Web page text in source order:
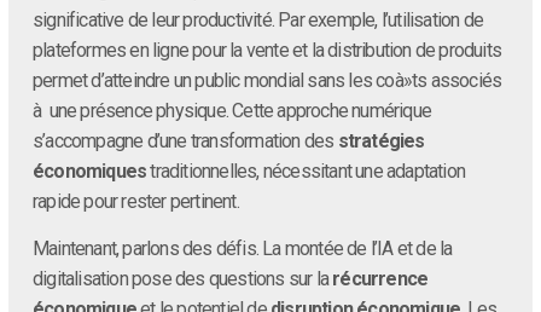
significative de leur productivité. Par exemple, l’utilisation de
plateformes en ligne pour la vente et la distribution de produits
permet d’atteindre un public mondial sans les coà»ts associés
à une présence physique. Cette approche numérique
s’accompagne d’une transformation des stratégies
économiquestraditionnelles, nécessitant une adaptation
rapide pour rester pertinent.
Maintenant, parlons des défis. La montée de l’IA et de la
digitalisation pose des questions sur larécurrence